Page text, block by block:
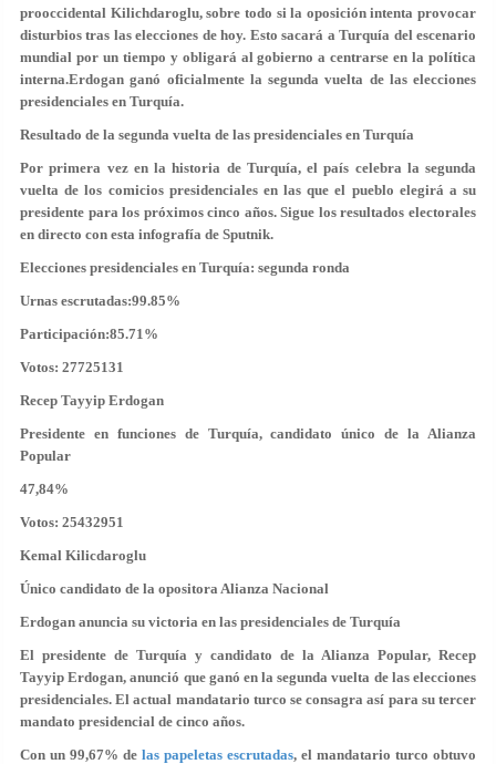
prooccidental Kilichdaroglu, sobre todo si la oposición intenta provocar
disturbios tras las elecciones de hoy. Esto sacará a Turquía del escenario
mundial por un tiempo y obligará al gobierno a centrarse en la política
interna.Erdogan ganó oficialmente la segunda vuelta de las elecciones
presidenciales en Turquía.
Resultado de la segunda vuelta de las presidenciales en Turquía
Por primera vez en la historia de Turquía, el país celebra la segunda
vuelta de los comicios presidenciales en las que el pueblo elegirá a su
presidente para los próximos cinco años. Sigue los resultados electorales
en directo con esta infografía de Sputnik.
Elecciones presidenciales en Turquía: segunda ronda
Urnas escrutadas:99.85%
Participación:85.71%
Votos: 27725131
Recep Tayyip Erdogan
Presidente en funciones de Turquía, candidato único de la Alianza
Popular
47,84%
Votos: 25432951
Kemal Kilicdaroglu
Único candidato de la opositora Alianza Nacional
Erdogan anuncia su victoria en las presidenciales de Turquía
El presidente de Turquía y candidato de la Alianza Popular, Recep
Tayyip Erdogan, anunció que ganó en la segunda vuelta de las elecciones
presidenciales. El actual mandatario turco se consagra así para su tercer
mandato presidencial de cinco años.
Con un 99,67% de las papeletas escrutadas, el mandatario turco obtuvo